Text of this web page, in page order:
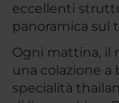
eccellenti
panoramica sul
Ogni mattina, il
una colazione a
specialità